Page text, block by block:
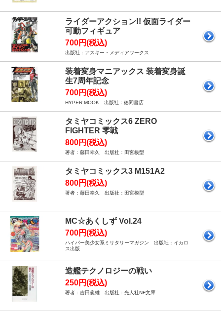
ライダーアクション!! 仮面ライダー
可動フィギュア
700円(税込)
出版社：アスキー・メディアワークス
装着変身マニアックス 装着変身誕
生7周年記念
700円(税込)
HYPER MOOK 出版社：徳間書店
タミヤコミックス6 ZERO
FIGHTER 零戦
800円(税込)
著者：藤田幸久 出版社：田宮模型
タミヤコミックス3 M151A2
800円(税込)
著者：藤田幸久 出版社：田宮模型
MC☆あくしず Vol.24
700円(税込)
ハイパー美少女系ミリタリーマガジン 出版社：イカロ
ス出版
造艦テクノロジーの戦い
250円(税込)
著者：吉田俊雄 出版社：光人社NF文庫